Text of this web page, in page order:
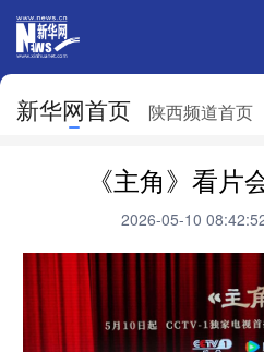
新华网首页 陕西频道首页
网站
天津
浙江
山东 河南
《主角》看片
2026-05-10